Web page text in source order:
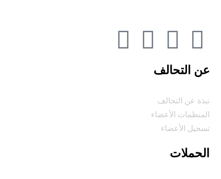
عن التحالف
نبذة عن التحالف
المنظمات الأعضاء
تسجيل الأعضاء
الحملات